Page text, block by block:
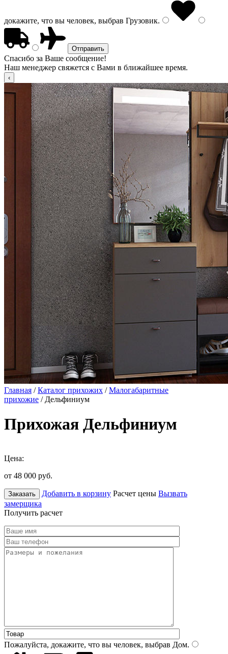
докажите, что вы человек, выбрав Грузовик.
Спасибо за Ваше сообщение!
Наш менеджер свяжется с Вами в ближайшее время.
Главная /Каталог прихожих /Малогабаритные
прихожие / Дельфиниум
Прихожая Дельфиниум
Цена:
от 48 000 руб.
Заказать Добавить в корзину Расчет цены Вызвать
замерщика
Получить расчет
Пожалуйста, докажите, что вы человек, выбрав Дом.